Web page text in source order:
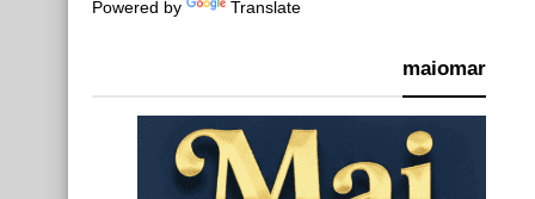
Powered by Translate
maiomar